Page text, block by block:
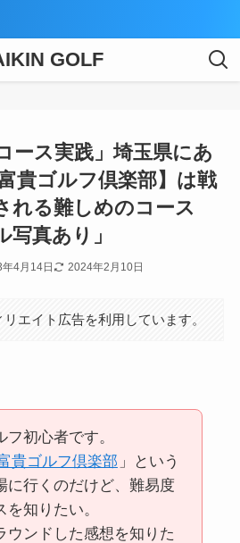
GOLF
ース実践」埼玉県にあ
貴ゴルフ倶楽部】は戦
れる難しめのコース
写真あり」
4月14日 2024年2月10日
エイト広告を利用しています。
フ初心者です。
貴ゴルフ倶楽部 」という
に行くのだけど、難易度
を知りたい。
ウンドした感想を知りた